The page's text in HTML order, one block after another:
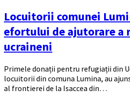
Locuitorii comunei
efortului de ajutorare a
ucraineni
Primele donații pentru refugiații din
locuitorii din comuna Lumina, au
al frontierei de la Isaccea din…